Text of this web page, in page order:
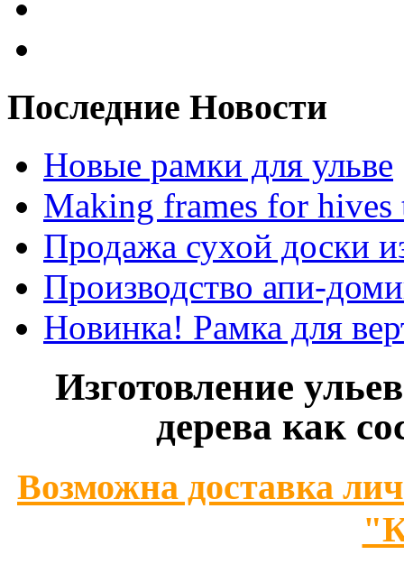
Последние Новости
Новые рамки для ульве
Making frames for
Продажа сухой доски
Производство апи-
Новинка! Рамка для
Изготовление
дерева как
Возможна доставка